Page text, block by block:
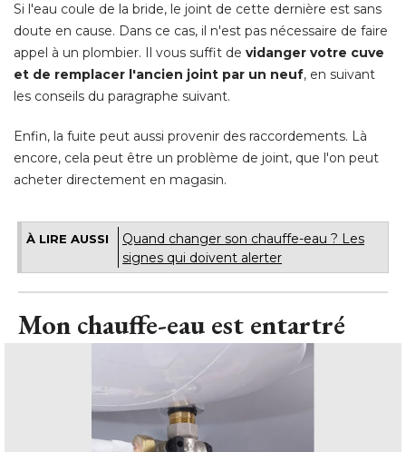
Si l'eau coule de la bride, le joint de cette dernière est sans
doute en cause. Dans ce cas, il n'est pas nécessaire de faire
appel à un plombier. Il vous suffit de vidanger votre cuve
et de remplacer l'ancien joint par un neuf, en suivant
les conseils du paragraphe suivant.
Enfin, la fuite peut aussi provenir des raccordements. Là
encore, cela peut être un problème de joint, que l'on peut
acheter directement en magasin.
À LIRE AUSSI
Quand changer son chauffe-eau ? Les
signes qui doivent alerter
Mon chauffe-eau est entartré